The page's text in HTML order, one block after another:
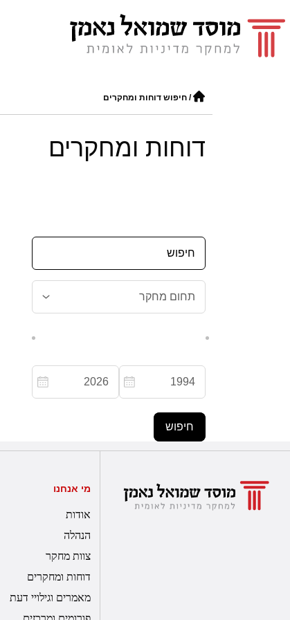
/ חיפוש דוחות ומחקרים
דוחות ומחקרים
מי אנחנו
אודות
הנהלה
צוות מחקר
דוחות ומחקרים
מאמרים וגילויי דעת